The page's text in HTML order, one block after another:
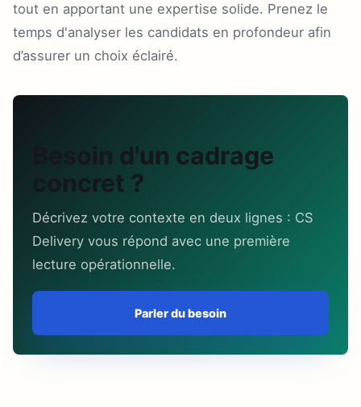
tout en apportant une expertise solide. Prenez le
temps d'analyser les candidats en profondeur afin
d’assurer un choix éclairé.
Besoin d'un cadrage
concret ?
Décrivez votre contexte en deux lignes : CS
Delivery vous répond avec une première
lecture opérationnelle.
Parler du besoin